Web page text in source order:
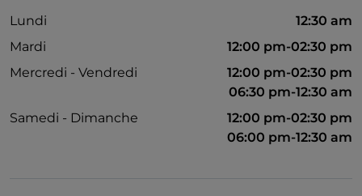
Matchs de football
Lundi
12:30 am
Mardi
12:00 pm-02:30 pm
Mercredi - Vendredi
12:00 pm-02:30 pm
06:30 pm-12:30 am
Samedi - Dimanche
12:00 pm-02:30 pm
06:00 pm-12:30 am